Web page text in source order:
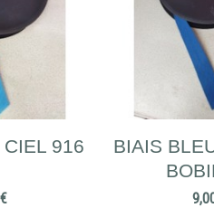
916
BIAIS
Prix